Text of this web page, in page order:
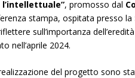
l’intellettuale”, promosso dal
stampa, ospitata presso la
sull’importanza
nell’aprile 2024.
del progetto sono